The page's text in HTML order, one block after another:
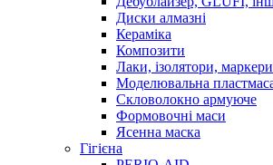
Диски алмазні
Кераміка
Композити
Лаки, ізолятори, маркери
Моделювальна
Скловолокно армуюче
Формовочні маси
Ясенна маска
Гігієна